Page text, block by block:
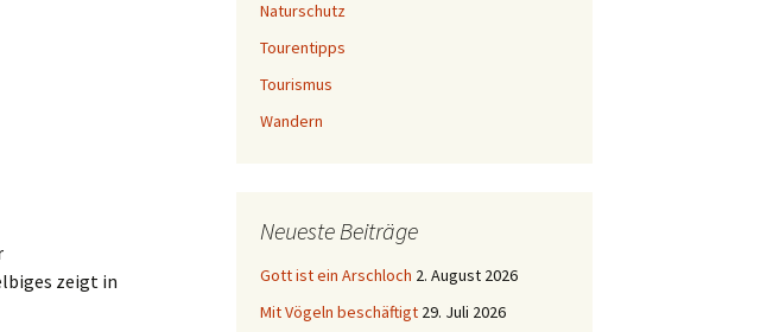
zeigt in
Naturschutz
Tourentipps
Tourismus
Wandern
Neueste Beiträge
Gott ist ein Arschloch 2. August 2026
Mit Vögeln beschäftigt 29. Juli 2026